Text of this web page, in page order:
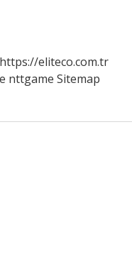
https://eliteco.com.tr
nttgame Sitemap